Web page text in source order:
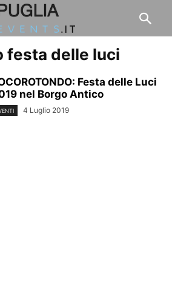
festa delle luci
Festa delle Luci
nel Borgo Antico
4 Luglio 2019